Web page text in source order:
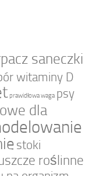
saneczki
witaminy D
prawidłowa waga psy
dla
stoki
roślinne